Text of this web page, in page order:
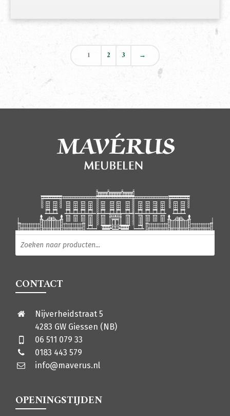
1 2 3 →
Producten zoeken
CONTACT
Nijverheidstraat 5
4283 GW Giessen (NB)
06 511 079 33
0183 443 579
info@maverus.nl
OPENINGSTIJDEN